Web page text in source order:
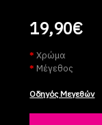
19,90€
Χρώμα
Μέγεθος
Οδηγός Μεγεθών